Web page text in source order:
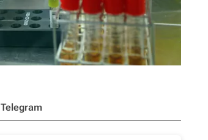
Telegram